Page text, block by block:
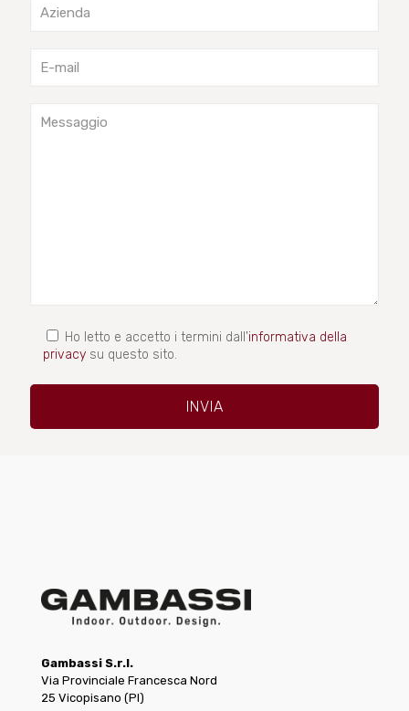
Ho letto e accetto i termini dall'informativa della
privacy su questo sito.
Gambassi S.r.l.
Via Provinciale Francesca Nord
25 Vicopisano (PI)